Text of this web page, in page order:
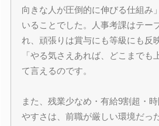
向きな人が圧倒的に伸びる仕組み
いることでした。人事考課はテー
れ、頑張りは賞与にも等級にも反
「やる気さえあれば、どこまでも
て言えるのです。
また、残業少なめ・有給9割超・
やすさは、前職が厳しい環境だっ